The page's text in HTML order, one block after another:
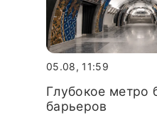
05.08, 11:59
Глубокое метро
барьеров